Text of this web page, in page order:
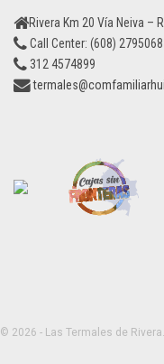
Rivera Km 20 Vía Neiva –
Call Center: (608) 2795068
312 4574899
© 2026 - Las Termales de Rivera.